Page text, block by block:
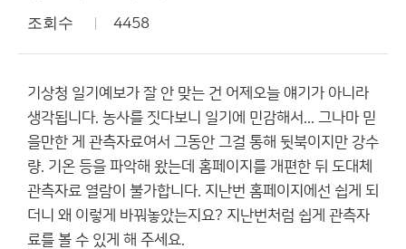
조회수 4458
기상청 일기예보가 잘 안 맞는 건 어제오늘 얘기가 아니라
생각됩니다. 농사를 짓다보니 일기에 민감해서... 그나마 믿
을만한 게 관측자료여서 그동안 그걸 통해 뒷북이지만 강수
량. 기온 등을 파악해 왔는데 홈페이지를 개편한 뒤 도대체
관측자료 열람이 불가합니다. 지난번 홈페이지에선 쉽게 되
더니 왜 이렇게 바꿔놓았는지요? 지난번처럼 쉽게 관측자
료를 볼 수 있게 해 주세요.